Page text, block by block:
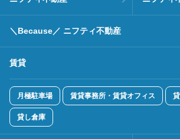
＼Because／ ニフティ不動産
賃貸
月極駐車場 賃貸事務所・賃貸オフィス
貸し倉庫